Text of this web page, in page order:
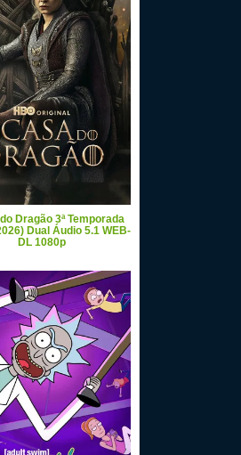
Dragão 3ª Temporada
Dual Áudio 5.1 WEB-
DL 1080p